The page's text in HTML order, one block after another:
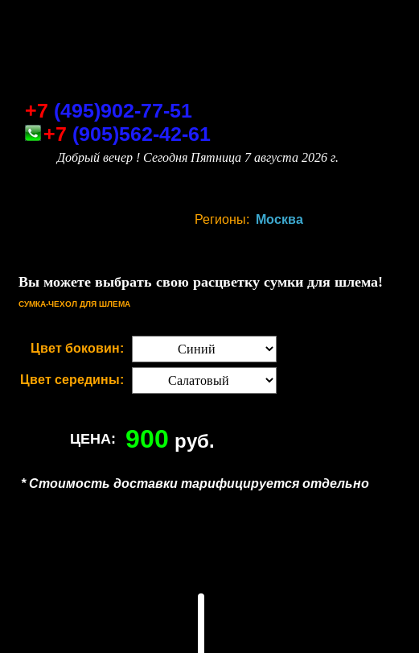
+7 (495)902-77-51
+7 (905)562-42-61
Добрый вечер ! Сегодня Пятница 7 августа 2026 г.
Регионы: Москва
Вы можете выбрать свою расцветку сумки для шлема!
СУМКА-ЧЕХОЛ ДЛЯ ШЛЕМА
Цвет боковин:
Цвет середины:
ЦЕНА: 900 руб.
* Стоимость доставки тарифицируется отдельно